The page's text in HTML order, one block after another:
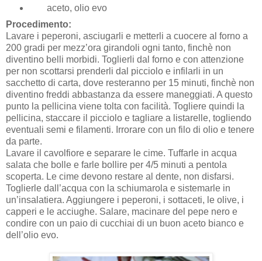
aceto, olio evo
Procedimento:
Lavare i peperoni, asciugarli e metterli a cuocere al forno a
200 gradi per mezz’ora girandoli ogni tanto, finchè non
diventino belli morbidi. Toglierli dal forno e con attenzione
per non scottarsi prenderli dal picciolo e infilarli in un
sacchetto di carta, dove resteranno per 15 minuti, finchè non
diventino freddi abbastanza da essere maneggiati. A questo
punto la pellicina viene tolta con facilità. Togliere quindi la
pellicina, staccare il picciolo e tagliare a listarelle, togliendo
eventuali semi e filamenti. Irrorare con un filo di olio e tenere
da parte.
Lavare il cavolfiore e separare le cime. Tuffarle in acqua
salata che bolle e farle bollire per 4/5 minuti a pentola
scoperta. Le cime devono restare al dente, non disfarsi.
Toglierle dall’acqua con la schiumarola e sistemarle in
un’insalatiera. Aggiungere i peperoni, i sottaceti, le olive, i
capperi e le acciughe. Salare, macinare del pepe nero e
condire con un paio di cucchiai di un buon aceto bianco e
dell’olio evo.